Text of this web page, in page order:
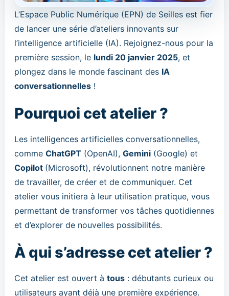
L’Espace Public Numérique (EPN) de Seilles est fier
de lancer une série d’ateliers innovants sur
l’intelligence artificielle (IA). Rejoignez-nous pour la
première session, le lundi 20 janvier 2025, et
plongez dans le monde fascinant des IA
conversationnelles!
Pourquoi cet atelier ?
Les intelligences artificielles conversationnelles,
comme ChatGPT(OpenAI), Gemini(Google) et
Copilot (Microsoft), révolutionnent notre manière
de travailler, de créer et de communiquer. Cet
atelier vous initiera à leur utilisation pratique, vous
permettant de transformer vos tâches quotidiennes
et d’explorer de nouvelles possibilités.
À qui s’adresse cet atelier ?
Cet atelier est ouvert à tous: débutants curieux ou
utilisateurs ayant déjà une première expérience.